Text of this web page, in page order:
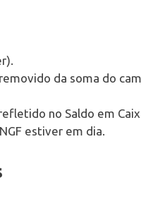
da soma do
no Saldo em
estiver em dia.